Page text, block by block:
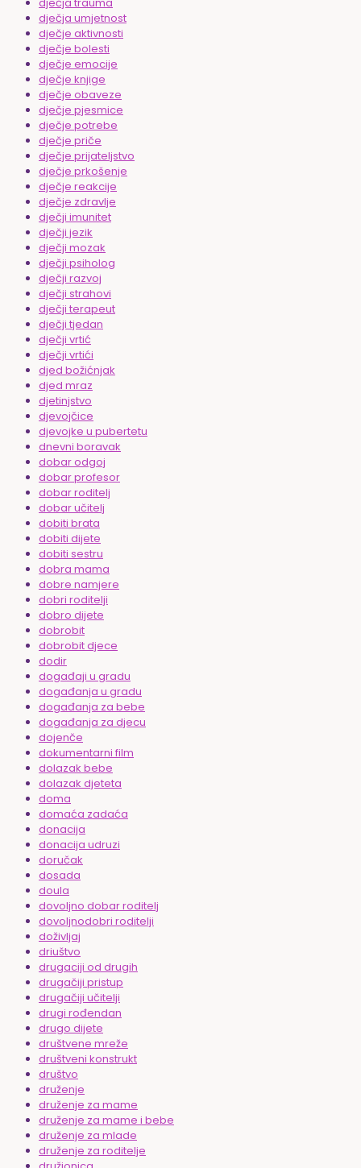
dječja umjetnost
dječje aktivnosti
dječje bolesti
dječje emocije
dječje knjige
dječje obaveze
dječje pjesmice
dječje potrebe
dječje priče
dječje prijateljstvo
dječje prkošenje
dječje reakcije
dječje zdravlje
dječji imunitet
dječji jezik
dječji mozak
dječji psiholog
dječji razvoj
dječji strahovi
dječji terapeut
dječji tjedan
dječji vrtić
dječji vrtići
djed božićnjak
djed mraz
djetinjstvo
djevojčice
djevojke u pubertetu
dnevni boravak
dobar odgoj
dobar profesor
dobar roditelj
dobar učitelj
dobiti brata
dobiti dijete
dobiti sestru
dobra mama
dobre namjere
dobri roditelji
dobro dijete
dobrobit
dobrobit djece
dodir
događaji u gradu
događanja u gradu
događanja za bebe
događanja za djecu
dojenče
dokumentarni film
dolazak bebe
dolazak djeteta
doma
domaća zadaća
donacija
donacija udruzi
doručak
dosada
doula
dovoljno dobar roditelj
dovoljnodobri roditelji
doživljaj
driuštvo
drugaciji od drugih
drugačiji pristup
drugačiji učitelji
drugi rođendan
drugo dijete
društvene mreže
društveni konstrukt
društvo
druženje
druženje za mame
druženje za mame i bebe
druženje za mlade
druženje za roditelje